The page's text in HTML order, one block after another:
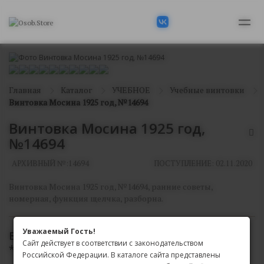
Главная Каталог УЧЕБНОЕ
Учебные винтовки
Винтовка Мосина 1925 год, №14694
Винтовка Мосина 1925 год,
№14694
Винтовка Мосина 1925 год, №14694, ранние советы,
номерная, функция щелчка, разборна.
В АРХИВЕ
*
Доступен только для просмотра на сайте
Уважаемый Гость!
Сайт действует в соответствии с законодательством
Российской Федерации. В каталоге сайта представлены